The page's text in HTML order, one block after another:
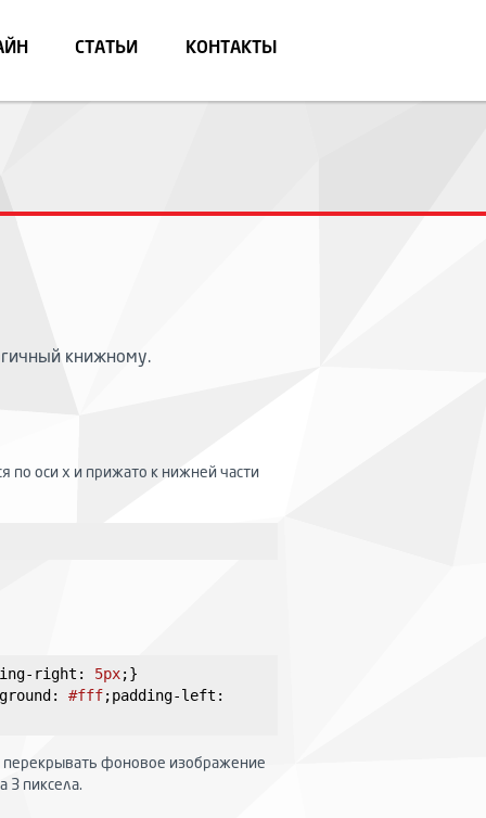
СТАТЬИ КОНТАКТЫ
книжному.
по оси x и прижато к нижней части
right : 5px;}
: #fff;padding-left :
перекрывать фоновое изображение
3 пиксела.